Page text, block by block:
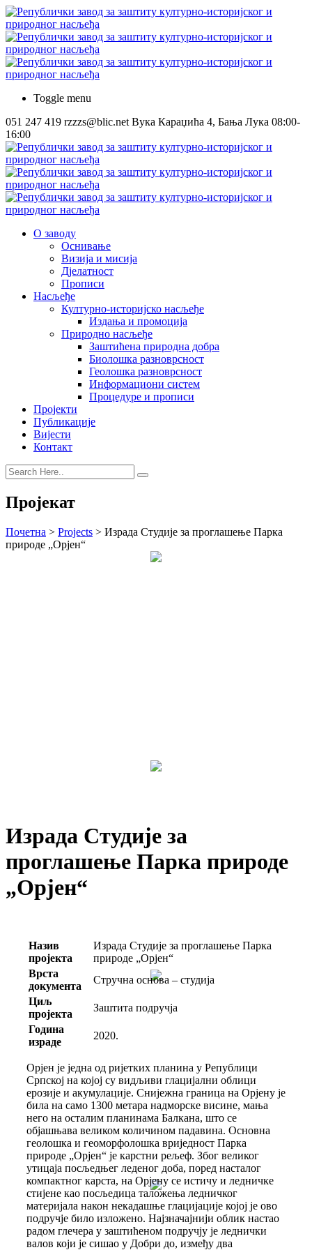
Toggle menu
051 247 419 rzzzs@blic.net Вука Караџића 4, Бања Лука 08:00-
16:00
О заводу
Оснивање
Визија и мисија
Дјелатност
Прописи
Насљеђе
Културно-историјско насљеђе
Издања и промоција
Природно насљеђе
Заштићена природна добра
Биолошка разноврсност
Геолошка разноврсност
Информациони систем
Процедуре и прописи
Пројекти
Публикације
Вијести
Контакт
Пројекат
Почетна > Projects > Израда Студије за проглашење Парка
природе „Орјен“
Израда Студије за
проглашење Парка природе
„Орјен“
Назив
пројекта
Израда Студије за проглашење Парка
природе „Орјен“
Врста
документа
Стручна основа – студија
Циљ
пројекта
Заштита подручја
Година
израде
2020.
Орјен је једна од ријетких планина у Републици
Српској на којој су видљиви глацијални облици
ерозије и акумулације. Снијежна граница на Орјену је
била на само 1300 метара надморске висине, мања
него на осталим планинама Балкана, што се
објашњава великом количином падавина. Основна
геолошка и геоморфолошка вриједност Парка
природе „Орјен“ је карстни рељеф. Због великог
утицаја посљедњег леденог доба, поред насталог
компактног карста, на Орјену се истичу и ледничке
стијене као посљедица таложења ледничког
материјала након некадашње глацијације којој је ово
подручје било изложено. Најзначајнији облик настао
радом глечера у заштићеном подручју је леднички
валов који је сишао у Добри до, између два